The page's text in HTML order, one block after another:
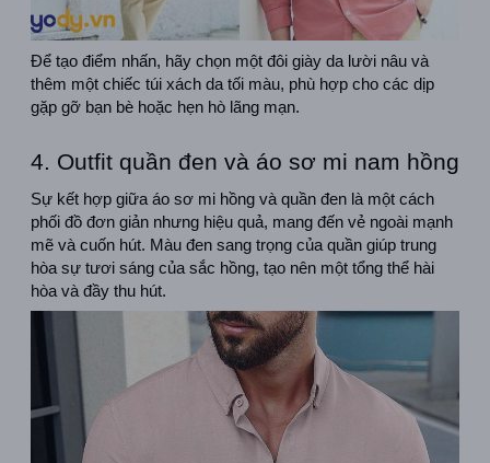
Để tạo điểm nhấn, hãy chọn một đôi giày da lười nâu và
thêm một chiếc túi xách da tối màu, phù hợp cho các dịp
gặp gỡ bạn bè hoặc hẹn hò lãng mạn.
4. Outfit quần đen và áo sơ mi nam hồng
Sự kết hợp giữa áo sơ mi hồng và quần đen là một cách
phối đồ đơn giản nhưng hiệu quả, mang đến vẻ ngoài mạnh
mẽ và cuốn hút. Màu đen sang trọng của quần giúp trung
hòa sự tươi sáng của sắc hồng, tạo nên một tổng thể hài
hòa và đầy thu hút.